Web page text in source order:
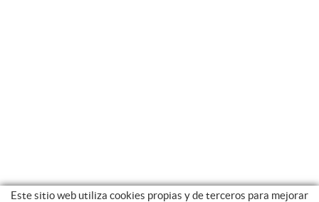
Este sitio web utiliza cookies propias y de terceros para mejorar